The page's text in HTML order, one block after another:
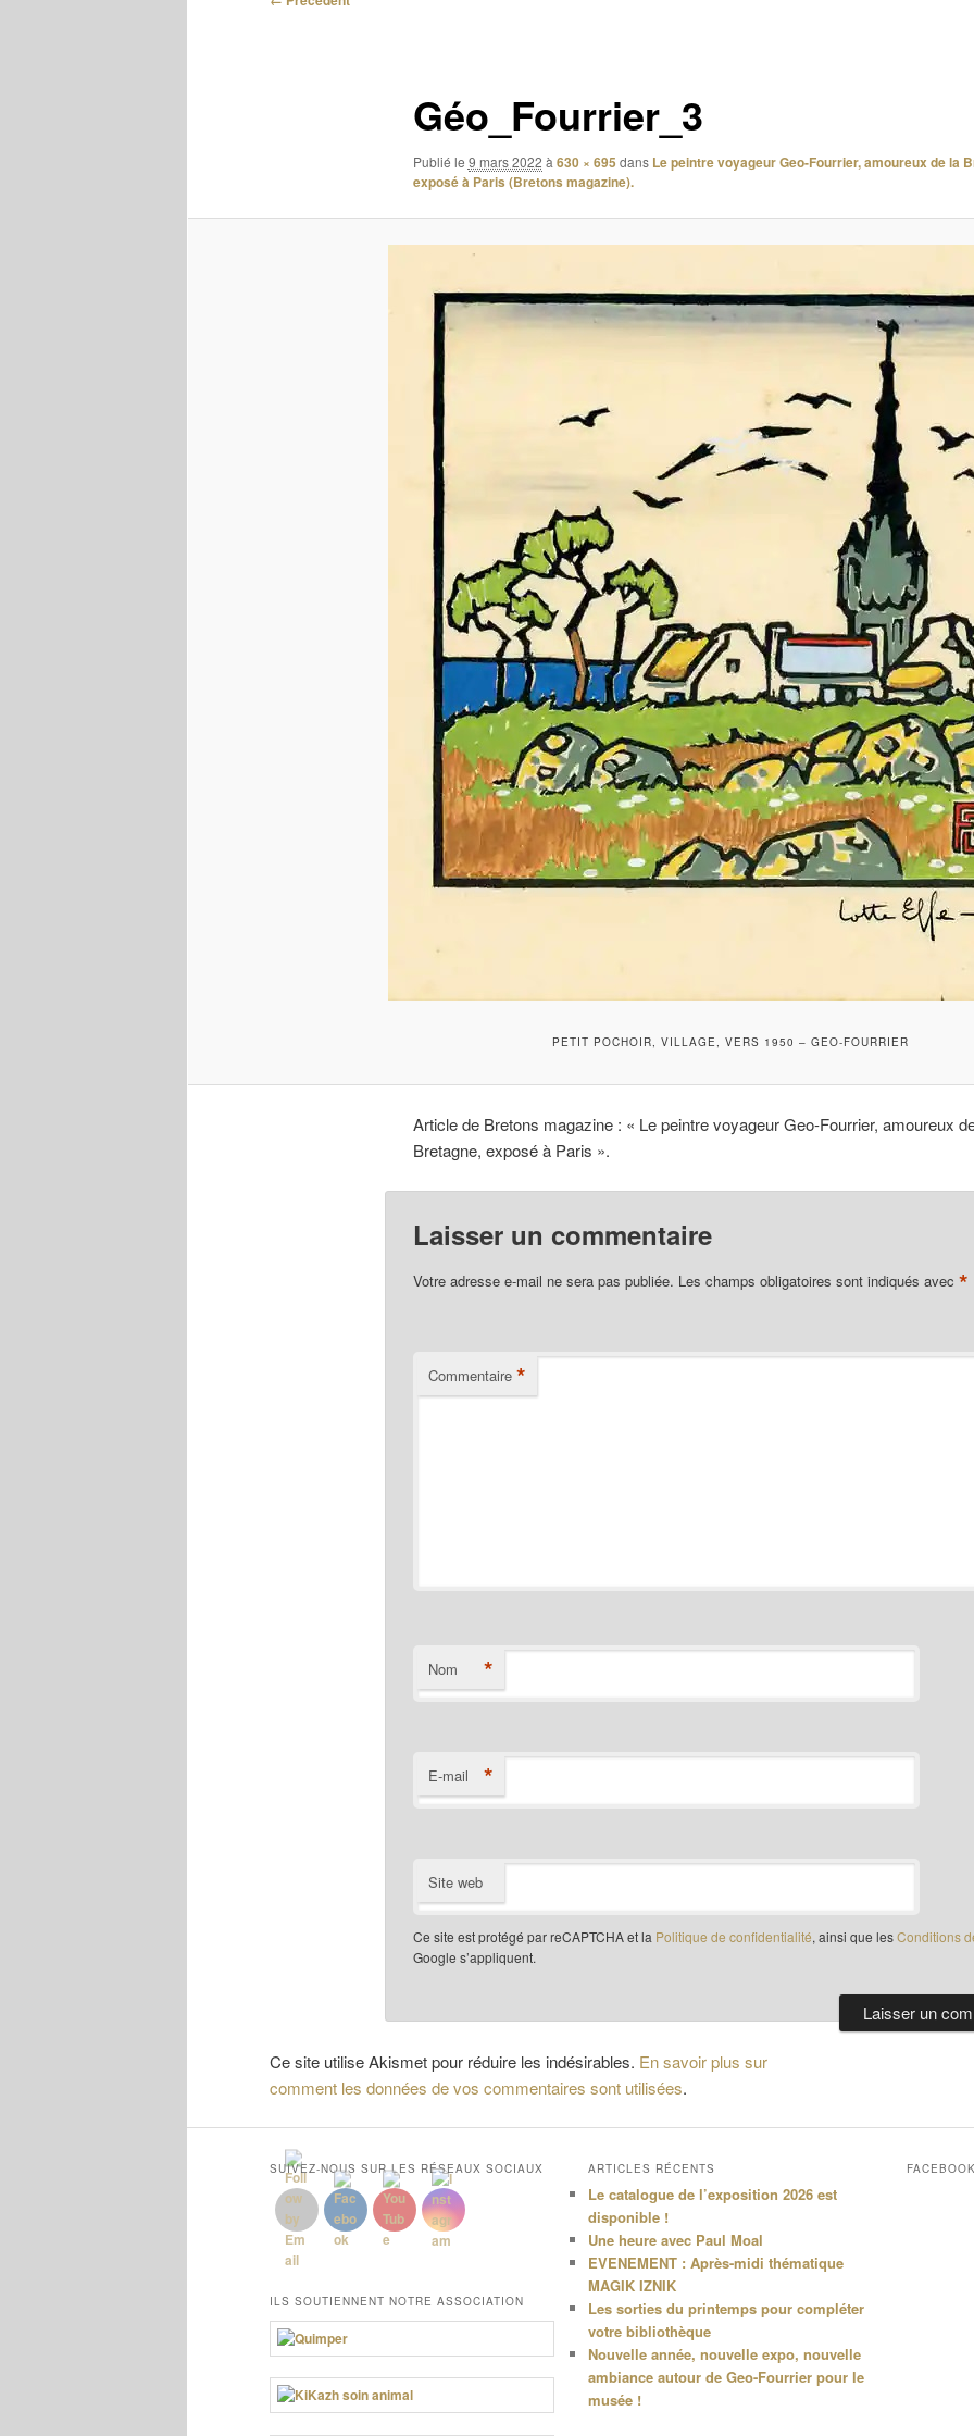
Géo_Fourrier_3
Publié le 9 mars 2022 à 630 × 695 dans Le peintre voyageur Geo-Fourrier, amoureux de la
exposé à Paris (Bretons magazine).
PETIT POCHOIR, VILLAGE, VERS 1950 – GEO-FOURRIER
Article de Bretons magazine : « Le peintre voyageur Geo-Fourrier, amoureux
Bretagne, exposé à Paris ».
Laisser un commentaire
Votre adresse e-mail ne sera pas publiée. Les champs obligatoires sont indiqués avec *
Commentaire *
Nom *
E-mail *
Site web
Ce site est protégé par reCAPTCHA et la Politique de confidentialité, ainsi que lesConditions
Google s’appliquent.
Ce site utilise Akismet pour réduire les indésirables. En savoir plus sur
comment les données de vos commentaires sont utilisées.
SUIVEZ-NOUS SUR LES RÉSEAUX SOCIAUX
ILS SOUTIENNENT NOTRE ASSOCIATION
ARTICLES RÉCENTS
Le catalogue de l’exposition 2026 est
disponible !
Une heure avec Paul Moal
EVENEMENT : Après-midi thématique
MAGIK IZNIK
Les sorties du printemps pour compléter
votre bibliothèque
Nouvelle année, nouvelle expo, nouvelle
ambiance autour de Geo-Fourrier pour le
musée !